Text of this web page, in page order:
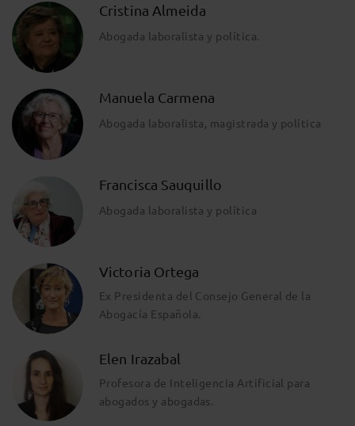
Cristina Almeida
Abogada laboralista y política.
Manuela Carmena
Abogada laboralista, magistrada y política
Francisca Sauquillo
Abogada laboralista y política
Victoria Ortega
Ex Presidenta del Consejo General de la
Abogacía Española.
Elen Irazabal
Profesora de Inteligencia Artificial para
abogados y abogadas.